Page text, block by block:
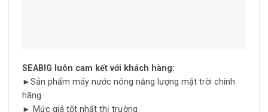
SEABIG luôn cam kết với khách hàng:
►Sản phẩm máy nước nóng năng lượng mặt trời chính
hãng
► Mức giá tốt nhất thị trường